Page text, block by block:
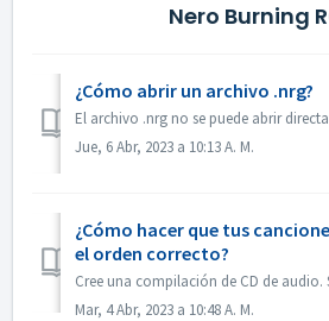
Nero Burning
¿Cómo abrir un archivo .nrg?
Jue, 6 Abr, 2023 a 10:13 A. M.
¿Cómo hacer que tus
el orden correcto?
Mar, 4 Abr, 2023 a 10:48 A. M.